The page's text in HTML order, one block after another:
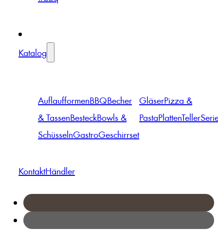
Katalog
AuflaufformenBBQBecher
& TassenBesteckBowls &
SchüsselnGastroGeschirrset
GläserPizza &
PastaPlattenTeller
KontaktHändler